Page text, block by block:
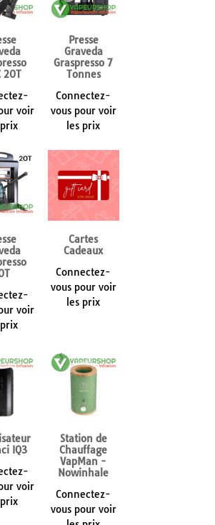
20T
voir
Presse
Graveda
Graspresso 7
Tonnes
Connectez-
vous pour voir
les prix
voir
Cartes
Cadeaux
Connectez-
vous pour voir
les prix
IQ3
voir
Station de
Chauffage
VapMan -
Nowinhale
Connectez-
vous pour voir